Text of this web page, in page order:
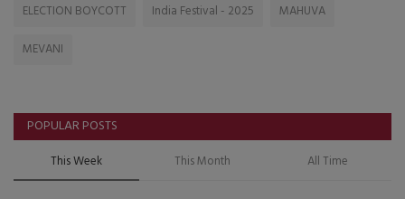
ELECTION BOYCOTT
India Festival - 2025
MAHUVA
MEVANI
POPULAR POSTS
This Week This Month All Time